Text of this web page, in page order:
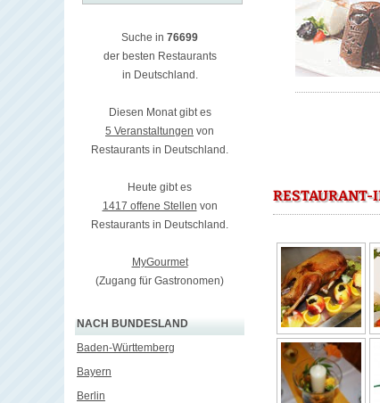
Suche in 76699
der besten Restaurants
in Deutschland.
Diesen Monat gibt es
5 Veranstaltungen von
Restaurants in Deutschland.
Heute gibt es
1417 offene Stellen von
Restaurants in Deutschland.
MyGourmet
(Zugang für Gastronomen)
NACH BUNDESLAND
Baden-Württemberg
Bayern
Berlin
RESTAURANT-